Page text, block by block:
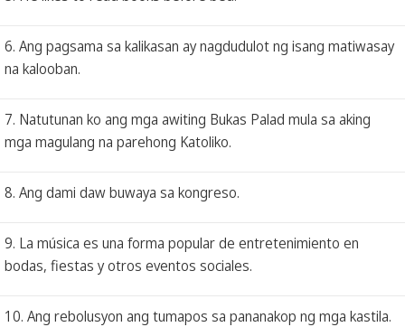
6. Ang pagsama sa kalikasan ay nagdudulot ng isang matiwasay
na kalooban.
7. Natutunan ko ang mga awiting Bukas Palad mula sa aking
mga magulang na parehong Katoliko.
8. Ang dami daw buwaya sa kongreso.
9. La música es una forma popular de entretenimiento en
bodas, fiestas y otros eventos sociales.
10. Ang rebolusyon ang tumapos sa pananakop ng mga kastila.